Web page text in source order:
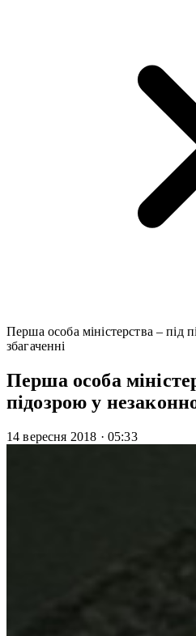
Перша особа міністерства – під
збагаченні
Перша особа
підозрою у
14 вересня 2018 · 05:33